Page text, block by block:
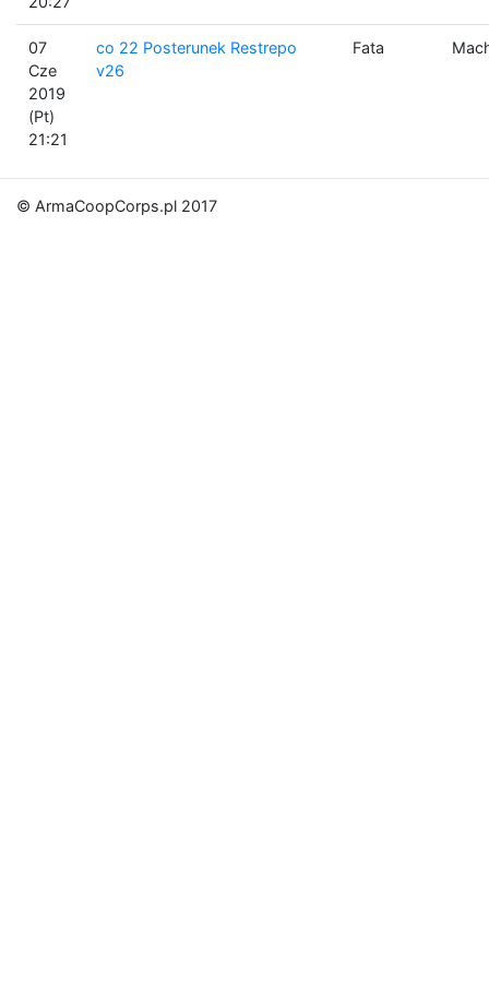
07
Cze
2019
(Pt)
21:21
co 22 Posterunek Restrepo
v26
Fata
© ArmaCoopCorps.pl 2017